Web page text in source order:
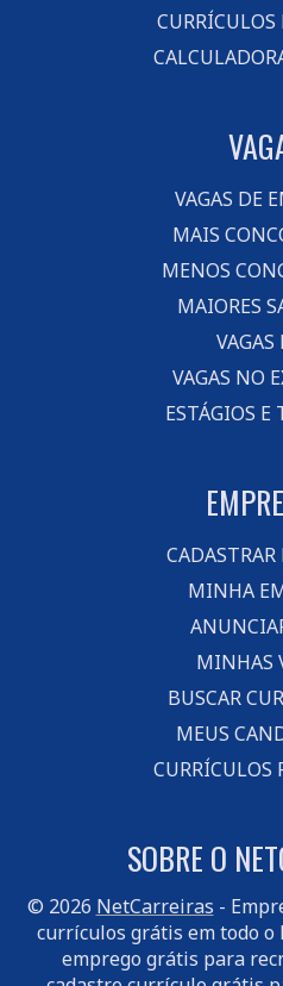
VAGAS DE
MAIS
MENOS
MAIORES
VAGAS
VAGAS NO
ESTÁGIOS E
CADASTRAR
MINHA
MINHAS
BUSCAR
MEUS
CURRÍCULOS
SOBRE O
© 2026 NetCarreiras -
currículos grátis em todo o
emprego grátis para